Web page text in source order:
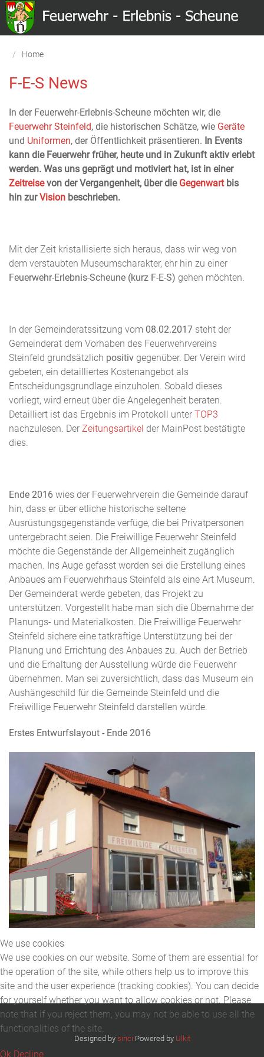
Menu
Home
F-E-S News
In der Feuerwehr-Erlebnis-Scheune möchten wir, die
Feuerwehr Steinfeld, die historischen Schätze, wie Geräte
und Uniformen, der Öffentlichkeit präsentieren. In Events
kann die Feuerwehr früher, heute und in Zukunft aktiv erlebt
werden. Was uns geprägt und motiviert hat, ist in einer
Zeitreisevon der Vergangenheit, über die Gegenwart bis
hin zurVision beschrieben.
Mit der Zeit kristallisierte sich heraus, dass wir weg von
dem verstaubten Museumscharakter, ehr hin zu einer
Feuerwehr-Erlebnis-Scheune (kurz F-E-S) gehen möchten.
In der Gemeinderatssitzung vom 08.02.2017 steht der
Gemeinderat dem Vorhaben des Feuerwehrvereins
Steinfeld grundsätzlich positiv gegenüber. Der Verein wird
gebeten, ein detailliertes Kostenangebot als
Entscheidungsgrundlage einzuholen. Sobald dieses
vorliegt, wird erneut über die Angelegenheit beraten.
Detailliert ist das Ergebnis im Protokoll unter TOP3
nachzulesen. Der Zeitungsartikel der MainPost bestätigte
dies.
Ende 2016 wies der Feuerwehrverein die Gemeinde darauf
hin, dass er über etliche historische seltene
Ausrüstungsgegenstände verfüge, die bei Privatpersonen
untergebracht seien. Die Freiwillige Feuerwehr Steinfeld
möchte die Gegenstände der Allgemeinheit zugänglich
machen. Ins Auge gefasst worden sei die Erstellung eines
Anbaues am Feuerwehrhaus Steinfeld als eine Art Museum.
Der Gemeinderat werde gebeten, das Projekt zu
unterstützen. Vorgestellt habe man sich die Übernahme der
Planungs- und Materialkosten. Die Freiwillige Feuerwehr
Steinfeld sichere eine tatkräftige Unterstützung bei der
Planung und Errichtung des Anbaues zu. Auch der Betrieb
und die Erhaltung der Ausstellung würde die Feuerwehr
übernehmen. Man sei zuversichtlich, dass das Museum ein
Aushängeschild für die Gemeinde Steinfeld und die
Freiwillige Feuerwehr Steinfeld darstellen würde.
Erstes Entwurfslayout - Ende 2016
Designed by sinci Powered by Ulkit
We use cookies
We use cookies on our website. Some of them are essential for
the operation of the site, while others help us to improve this
site and the user experience (tracking cookies). You can decide
for yourself whether you want to allow cookies or not. Please
note that if you reject them, you may not be able to use all the
functionalities of the site.
Ok Decline